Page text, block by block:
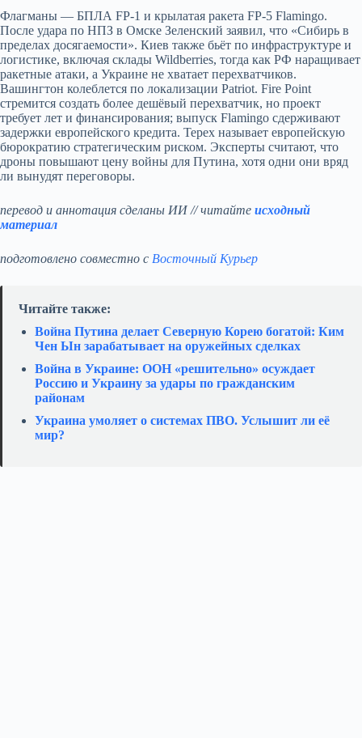
Флагманы — БПЛА FP‑1 и крылатая ракета FP‑5 Flamingo.
После удара по НПЗ в Омске Зеленский заявил, что «Сибирь в
пределах досягаемости». Киев также бьёт по инфраструктуре и
логистике, включая склады Wildberries, тогда как РФ наращивает
ракетные атаки, а Украине не хватает перехватчиков.
Вашингтон колеблется по локализации Patriot. Fire Point
стремится создать более дешёвый перехватчик, но проект
требует лет и финансирования; выпуск Flamingo сдерживают
задержки европейского кредита. Терех называет европейскую
бюрократию стратегическим риском. Эксперты считают, что
дроны повышают цену войны для Путина, хотя одни они вряд
ли вынудят переговоры.
перевод и аннотация сделаны ИИ // читайте исходный
материал
подготовлено совместно с Восточный Курьер
Читайте также:
Война Путина делает Северную Корею богатой: Ким
Чен Ын зарабатывает на оружейных сделках
Война в Украине: ООН «решительно» осуждает
Россию и Украину за удары по гражданским
районам
Украина умоляет о системах ПВО. Услышит ли её
мир?